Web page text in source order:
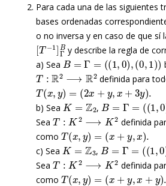
Para cada una de las siguientes
bases ordenadas
o no inversa y en caso de que sí
[T−1]ΓB
y describe la regla de
a) Sea
B=Γ=((1,0),( 0,1))
T: R2⟶
definida para
T(x ,y = x+y x+3y).
b) Sea
K= Z2
,
B=Γ=(( 1,0), ,
Sea
T: K2⟶K2
definida
como
T(x = x +y ).
c) Sea
K=Z3
,
B=Γ =((1,0), ,1
Sea
T:K2⟶K2
definida
como
T(x = x +y +y).